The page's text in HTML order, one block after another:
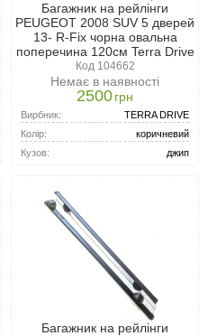
Багажник на рейлінги
PEUGEOT 2008 SUV 5 дверей
13- R-Fix чорна овальна
поперечина 120см Terra Drive
Код 104662
Немає в наявності
2500грн
Вирбник:
TERRA DRIVE
Колір:
коричневий
Кузов:
джип
Багажник на рейлінги